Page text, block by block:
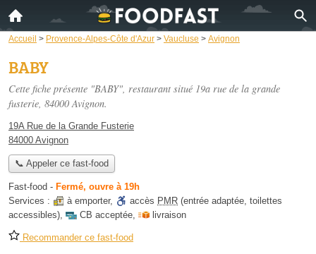
Accueil > Provence-Alpes-Côte d'Azur > Vaucluse > Avignon
BABY
Cette fiche présente "BABY", restaurant situé 19a rue de la grande
fusterie, 84000 Avignon.
19A Rue de la Grande Fusterie
84000 Avignon
📞 Appeler ce fast-food
Fast-food - Fermé, ouvre à 19h
Services :
à emporter, accès PMR (entrée adaptée, toilettes
accessibles), CB acceptée, livraison
Recommander ce fast-food